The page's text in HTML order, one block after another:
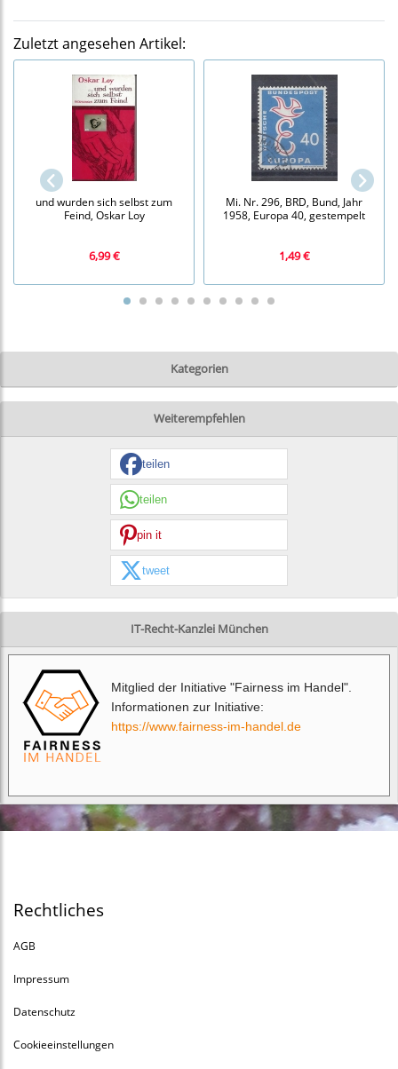
Kategorien
Zuletzt angesehen Artikel:
und wurden sich selbst zum
Feind, Oskar Loy
6,99 €
Mi. Nr. 296, BRD, Bund, Jahr
1958, Europa 40, gestempelt
1,49 €
Weiterempfehlen
teilen
teilen
pin it
tweet
IT-Recht-Kanzlei München
Mitglied der Initiative "Fairness im Handel".
Informationen zur Initiative:
https://www.fairness-im-handel.de
Rechtliches
AGB
Impressum
Datenschutz
Cookieeinstellungen